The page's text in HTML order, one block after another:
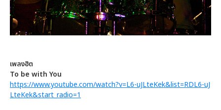
เพลงฮิต
To be with You
https://www.youtube.com/watch?v=L6-uJLteKek&list=RDL6-uJ
LteKek&start_radio=1